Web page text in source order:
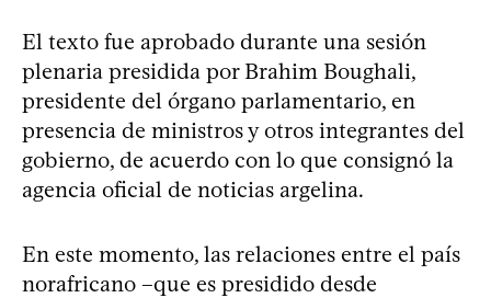
El texto fue aprobado durante una sesión
plenaria presidida por Brahim Boughali,
presidente del órgano parlamentario, en
presencia de ministros y otros integrantes del
gobierno, de acuerdo con lo que consignó la
agencia oficial de noticias argelina.
En este momento, las relaciones entre el país
norafricano –que es presidido desde